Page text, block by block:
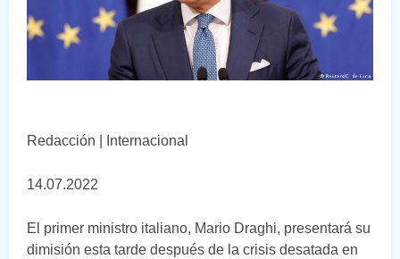
Redacción | Internacional
14.07.2022
El primer ministro italiano, Mario Draghi, presentará su
dimisión esta tarde después de la crisis desatada en